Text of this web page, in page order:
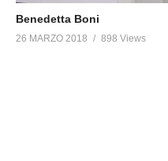
Benedetta Boni
26 MARZO 2018 898 Views